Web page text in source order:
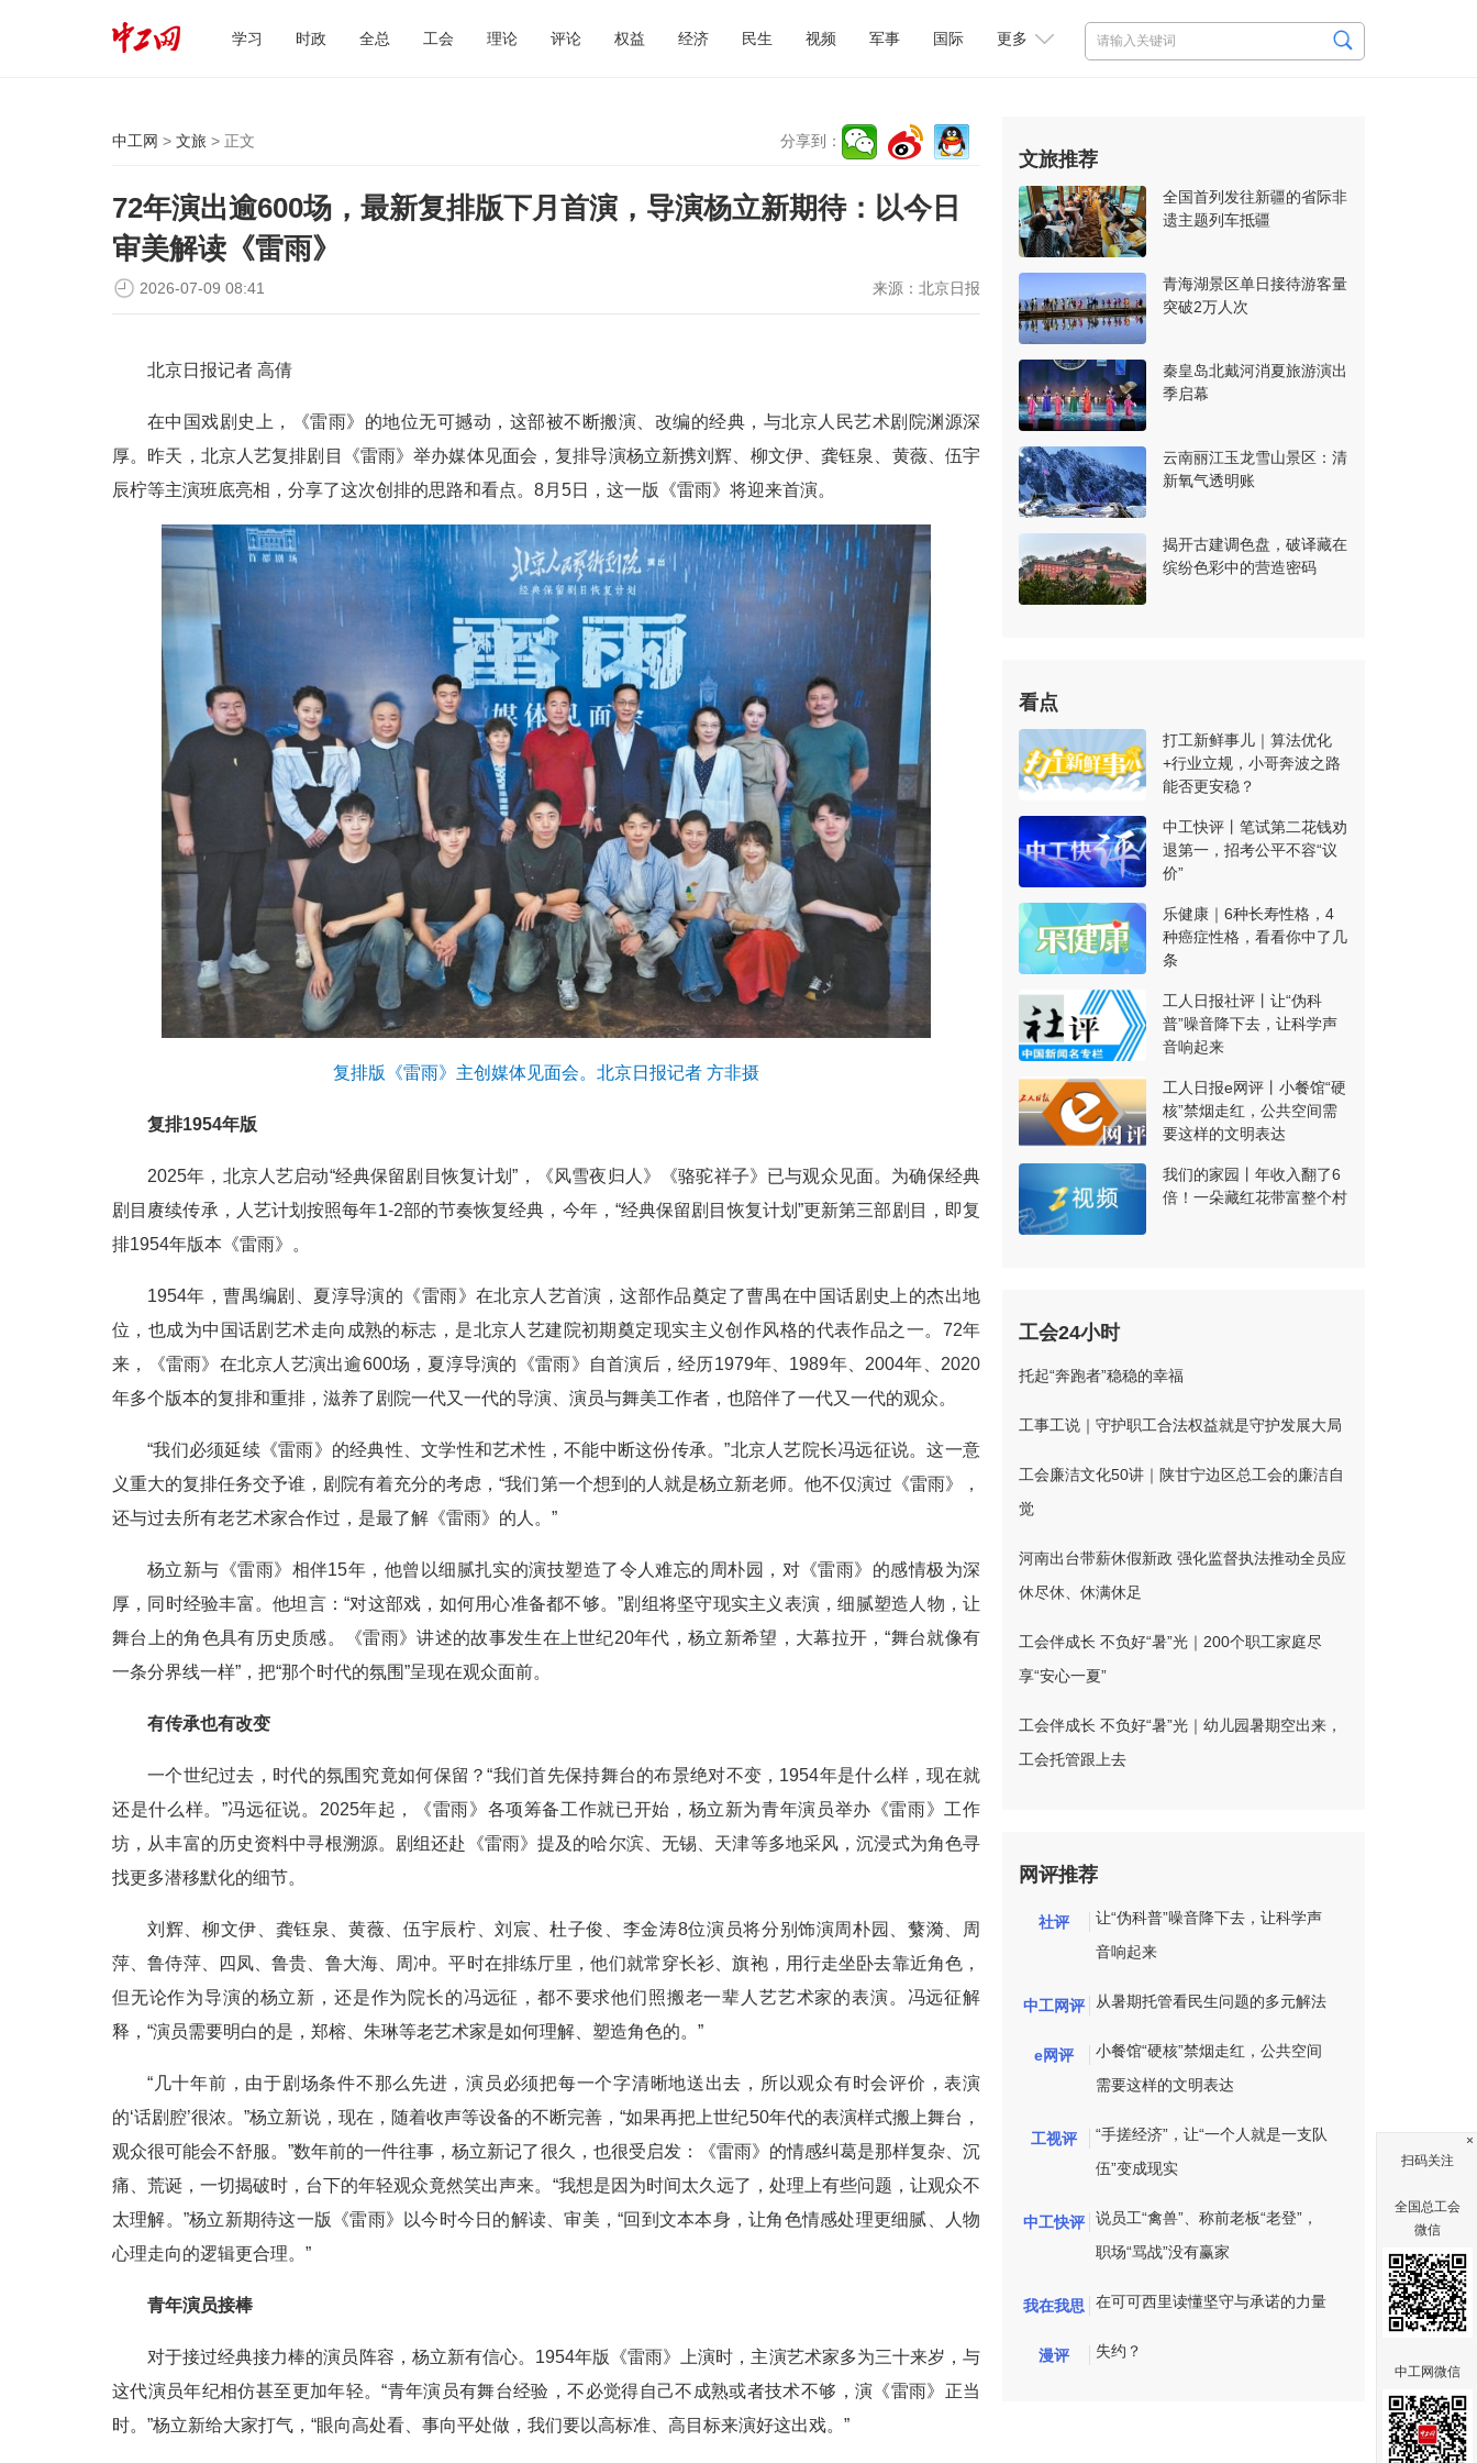
学习 时政 全总 工会 理论 评论 权益 经济 民生 视频 军事 国际 更多
中工网 > 文旅 > 正文 分享到：
72年演出逾600场，最新复排版下月首演，导演杨立新期待：以今日
审美解读《雷雨》
来源： 北京日报
2026-07-09 08:41
北京日报记者 高倩
在中国戏剧史上，《雷雨》的地位无可撼动，这部被不断搬演、改编的经典，与北京人民艺术剧院渊源深
厚。昨天，北京人艺复排剧目《雷雨》举办媒体见面会，复排导演杨立新携刘辉、柳文伊、龚钰泉、黄薇、伍宇
辰柠等主演班底亮相，分享了这次创排的思路和看点。8月5日，这一版《雷雨》将迎来首演。
复排版《雷雨》主创媒体见面会。北京日报记者 方非摄
复排1954年版
2025年，北京人艺启动“经典保留剧目恢复计划”，《风雪夜归人》《骆驼祥子》已与观众见面。为确保经典
剧目赓续传承，人艺计划按照每年1-2部的节奏恢复经典，今年，“经典保留剧目恢复计划”更新第三部剧目，即复
排1954年版本《雷雨》。
1954年，曹禺编剧、夏淳导演的《雷雨》在北京人艺首演，这部作品奠定了曹禺在中国话剧史上的杰出地
位，也成为中国话剧艺术走向成熟的标志，是北京人艺建院初期奠定现实主义创作风格的代表作品之一。72年
来，《雷雨》在北京人艺演出逾600场，夏淳导演的《雷雨》自首演后，经历1979年、1989年、2004年、2020
年多个版本的复排和重排，滋养了剧院一代又一代的导演、演员与舞美工作者，也陪伴了一代又一代的观众。
“我们必须延续《雷雨》的经典性、文学性和艺术性，不能中断这份传承。”北京人艺院长冯远征说。这一意
义重大的复排任务交予谁，剧院有着充分的考虑，“我们第一个想到的人就是杨立新老师。他不仅演过《雷雨》，
还与过去所有老艺术家合作过，是最了解《雷雨》的人。”
杨立新与《雷雨》相伴15年，他曾以细腻扎实的演技塑造了令人难忘的周朴园，对《雷雨》的感情极为深
厚，同时经验丰富。他坦言：“对这部戏，如何用心准备都不够。”剧组将坚守现实主义表演，细腻塑造人物，让
舞台上的角色具有历史质感。《雷雨》讲述的故事发生在上世纪20年代，杨立新希望，大幕拉开，“舞台就像有
一条分界线一样”，把“那个时代的氛围”呈现在观众面前。
有传承也有改变
一个世纪过去，时代的氛围究竟如何保留？“我们首先保持舞台的布景绝对不变，1954年是什么样，现在就
还是什么样。”冯远征说。2025年起，《雷雨》各项筹备工作就已开始，杨立新为青年演员举办《雷雨》工作
坊，从丰富的历史资料中寻根溯源。剧组还赴《雷雨》提及的哈尔滨、无锡、天津等多地采风，沉浸式为角色寻
找更多潜移默化的细节。
刘辉、柳文伊、龚钰泉、黄薇、伍宇辰柠、刘宸、杜子俊、李金涛8位演员将分别饰演周朴园、蘩漪、周
萍、鲁侍萍、四凤、鲁贵、鲁大海、周冲。平时在排练厅里，他们就常穿长衫、旗袍，用行走坐卧去靠近角色，
但无论作为导演的杨立新，还是作为院长的冯远征，都不要求他们照搬老一辈人艺艺术家的表演。冯远征解
释，“演员需要明白的是，郑榕、朱琳等老艺术家是如何理解、塑造角色的。”
“几十年前，由于剧场条件不那么先进，演员必须把每一个字清晰地送出去，所以观众有时会评价，表演
的‘话剧腔’很浓。”杨立新说，现在，随着收声等设备的不断完善，“如果再把上世纪50年代的表演样式搬上舞台，
观众很可能会不舒服。”数年前的一件往事，杨立新记了很久，也很受启发：《雷雨》的情感纠葛是那样复杂、沉
痛、荒诞，一切揭破时，台下的年轻观众竟然笑出声来。“我想是因为时间太久远了，处理上有些问题，让观众不
太理解。”杨立新期待这一版《雷雨》以今时今日的解读、审美，“回到文本本身，让角色情感处理更细腻、人物
心理走向的逻辑更合理。”
青年演员接棒
对于接过经典接力棒的演员阵容，杨立新有信心。1954年版《雷雨》上演时，主演艺术家多为三十来岁，与
这代演员年纪相仿甚至更加年轻。“青年演员有舞台经验，不必觉得自己不成熟或者技术不够，演《雷雨》正当
时。”杨立新给大家打气，“眼向高处看、事向平处做，我们要以高标准、高目标来演好这出戏。”
文旅推荐
全国首列发往新疆的省际非
遗主题列车抵疆
青海湖景区单日接待游客量
突破2万人次
秦皇岛北戴河消夏旅游演出
季启幕
云南丽江玉龙雪山景区：清
新氧气透明账
揭开古建调色盘，破译藏在
缤纷色彩中的营造密码
看点
打工新鲜事儿｜算法优化
+行业立规，小哥奔波之路
能否更安稳？
中工快评丨笔试第二花钱劝
退第一，招考公平不容“议
价”
乐健康｜6种长寿性格，4
种癌症性格，看看你中了几
条
工人日报社评丨让“伪科
普”噪音降下去，让科学声
音响起来
工人日报e网评丨小餐馆“硬
核”禁烟走红，公共空间需
要这样的文明表达
我们的家园丨年收入翻了6
倍！一朵藏红花带富整个村
工会24小时
托起“奔跑者”稳稳的幸福
工事工说｜守护职工合法权益就是守护发展大局
工会廉洁文化50讲｜陕甘宁边区总工会的廉洁自
觉
河南出台带薪休假新政 强化监督执法推动全员应
休尽休、休满休足
工会伴成长 不负好“暑”光｜200个职工家庭尽
享“安心一夏”
工会伴成长 不负好“暑”光｜幼儿园暑期空出来，
工会托管跟上去
网评推荐
社评
让“伪科普”噪音降下去，让科学声
音响起来
中工网评 从暑期托管看民生问题的多元解法
e网评
小餐馆“硬核”禁烟走红，公共空间
需要这样的文明表达
工视评
“手搓经济”，让“一个人就是一支队
伍”变成现实
中工快评
说员工“禽兽”、称前老板“老登”，
职场“骂战”没有赢家
我在我思 在可可西里读懂坚守与承诺的力量
漫评 失约？
扫码关注
全国总工会
微信
中工网微信
×